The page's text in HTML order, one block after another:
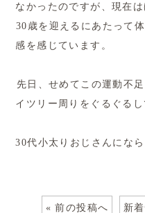
なかったのですが、現在
30歳を迎えるにあたって
感を感じています。
先日、せめてこの運動不
イツリー周りをぐるぐるし
30代小太りおじさんにな
« 前の投稿へ 新